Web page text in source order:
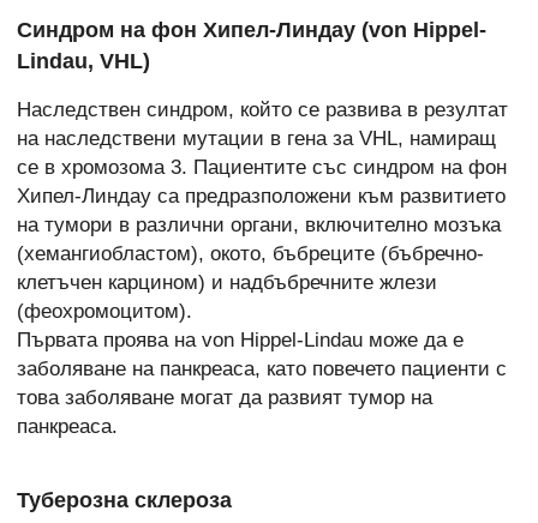
Синдром на фон Хипел-Линдау (von Hippel-
Lindau, VHL)
Наследствен синдром, който се развива в резултат
на наследствени мутации в гена за VHL, намиращ
се в хромозома 3. Пациентите със синдром на фон
Хипел-Линдау са предразположени към развитието
на тумори в различни органи, включително мозъка
(хемангиобластом), окото, бъбреците (бъбречно-
клетъчен карцином) и надбъбречните жлези
(феохромоцитом).
Първата проява на von Hippel-Lindau може да е
заболяване на панкреаса, като повечето пациенти с
това заболяване могат да развият тумор на
панкреаса.
Туберозна склероза